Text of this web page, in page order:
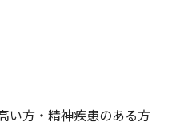
い方・精神疾患のある方